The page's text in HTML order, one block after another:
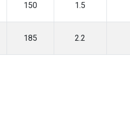
150 1.5
185 2.2